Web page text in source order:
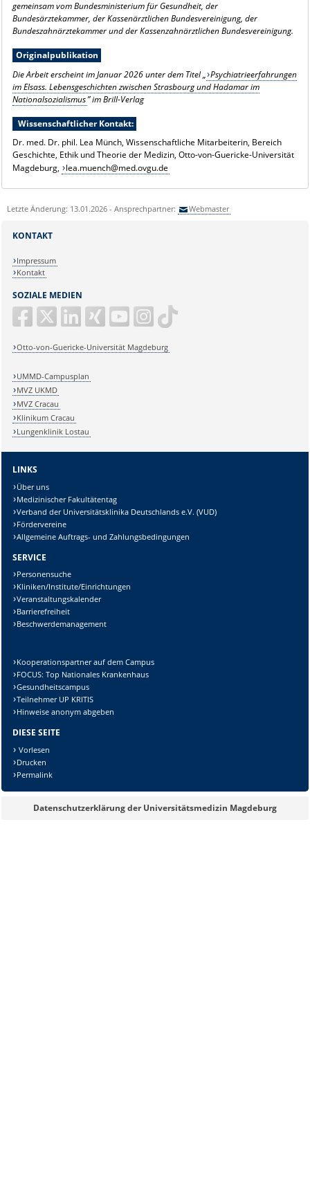
gemeinsam vom Bundesministerium für Gesundheit, der
Bundesärztekammer, der Kassenärztlichen Bundesvereinigung, der
Bundeszahnärztekammer und der Kassenzahnärztlichen Bundesvereinigung.
Originalpublikation
Die Arbeit erscheint im Januar 2026 unter dem Titel „ Psychiatrieerfahrungen
im Elsass. Lebensgeschichten zwischen Strasbourg und Hadamar im
Nationalsozialismus” im Brill-Verlag
Wissenschaftlicher Kontakt:
Dr. med. Dr. phil. Lea Münch, Wissenschaftliche Mitarbeiterin, Bereich
Geschichte, Ethik und Theorie der Medizin, Otto-von-Guericke-Universität
Magdeburg,
lea.muench@med.ovgu.de
Letzte Änderung: 13.01.2026 - Ansprechpartner: Webmaster
SOZIALE MEDIEN
Otto-von-Guericke-Universität Magdeburg
KONTAKT
Impressum
Kontakt
UMMD-Campusplan
MVZ UKMD
MVZ Cracau
Klinikum Cracau
Lungenklinik Lostau
LINKS
Über uns
Medizinischer Fakultätentag
Verband der Universitätsklinika Deutschlands e.V. (VUD)
Fördervereine
Allgemeine Auftrags- und Zahlungsbedingungen
SERVICE
Personensuche
Kliniken/Institute/Einrichtungen
Veranstaltungskalender
Barrierefreiheit
Beschwerdemanagement
Kooperationspartner auf dem Campus
FOCUS: Top Nationales Krankenhaus
Gesundheitscampus
Teilnehmer UP KRITIS
Hinweise anonym abgeben
DIESE SEITE
Vorlesen
Drucken
Permalink
Datenschutzerklärung der Universitätsmedizin Magdeburg